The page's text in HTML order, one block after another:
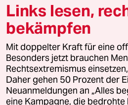
© 2026 taz Verlags und Vertriebs
Alle Rechte vorbehalten. Bei rechtlichen
wenden Sie sich bitte an
lizenzen@taz.de
Feedback Redaktionsstatut
Links lesen,
bekämpfen
Mit doppelter Kraft für eine
Besonders jetzt brauchen
Rechtsextremismus
Daher gehen 50 Prozent der
Neuanmeldungen an „Alles
eine Kampagne, die bedrohte